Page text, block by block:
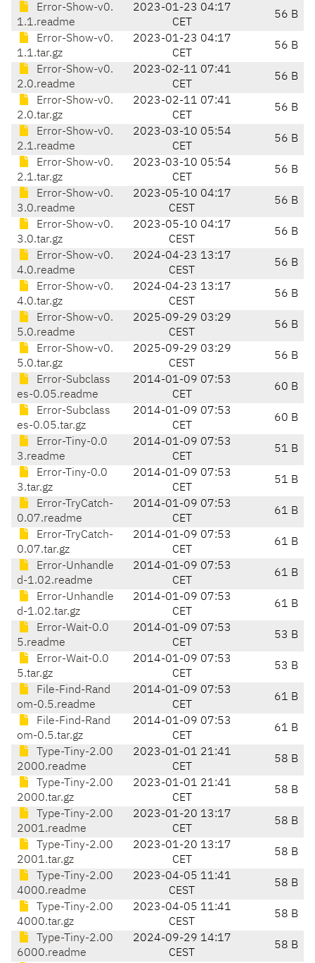
Error-Show-v0.
1.1.readme
2023-01-23 04:17
CET
56 B
Error-Show-v0.
1.1.tar.gz
2023-01-23 04:17
CET
56 B
Error-Show-v0.
2.0.readme
2023-02-11 07:41
CET
56 B
Error-Show-v0.
2.0.tar.gz
2023-02-11 07:41
CET
56 B
Error-Show-v0.
2.1.readme
2023-03-10 05:54
CET
56 B
Error-Show-v0.
2.1.tar.gz
2023-03-10 05:54
CET
56 B
Error-Show-v0.
3.0.readme
2023-05-10 04:17
CEST
56 B
Error-Show-v0.
3.0.tar.gz
2023-05-10 04:17
CEST
56 B
Error-Show-v0.
4.0.readme
2024-04-23 13:17
CEST
56 B
Error-Show-v0.
4.0.tar.gz
2024-04-23 13:17
CEST
56 B
Error-Show-v0.
5.0.readme
2025-09-29 03:29
CEST
56 B
Error-Show-v0.
5.0.tar.gz
2025-09-29 03:29
CEST
56 B
Error-Subclass
es-0.05.readme
2014-01-09 07:53
CET
60 B
Error-Subclass
es-0.05.tar.gz
2014-01-09 07:53
CET
60 B
Error-Tiny-0.0
3.readme
2014-01-09 07:53
CET
51 B
Error-Tiny-0.0
3.tar.gz
2014-01-09 07:53
CET
51 B
Error-TryCatch-
0.07.readme
2014-01-09 07:53
CET
61 B
Error-TryCatch-
0.07.tar.gz
2014-01-09 07:53
CET
61 B
Error-Unhandle
d-1.02.readme
2014-01-09 07:53
CET
61 B
Error-Unhandle
d-1.02.tar.gz
2014-01-09 07:53
CET
61 B
Error-Wait-0.0
5.readme
2014-01-09 07:53
CET
53 B
Error-Wait-0.0
5.tar.gz
2014-01-09 07:53
CET
53 B
File-Find-Rand
om-0.5.readme
2014-01-09 07:53
CET
61 B
File-Find-Rand
om-0.5.tar.gz
2014-01-09 07:53
CET
61 B
Type-Tiny-2.00
2000.readme
2023-01-01 21:41
CET
58 B
Type-Tiny-2.00
2000.tar.gz
2023-01-01 21:41
CET
58 B
Type-Tiny-2.00
2001.readme
2023-01-20 13:17
CET
58 B
Type-Tiny-2.00
2001.tar.gz
2023-01-20 13:17
CET
58 B
Type-Tiny-2.00
4000.readme
2023-04-05 11:41
CEST
58 B
Type-Tiny-2.00
4000.tar.gz
2023-04-05 11:41
CEST
58 B
Type-Tiny-2.00
6000.readme
2024-09-29 14:17
CEST
58 B